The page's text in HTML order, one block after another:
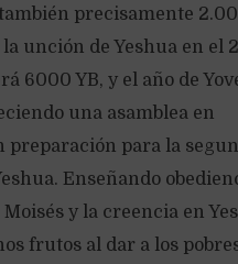
precisamente
la unción de Yeshua en el
6000 YB, y el año de
una asamblea en
preparación para la
Enseñando
y la creencia en
frutos al dar a los